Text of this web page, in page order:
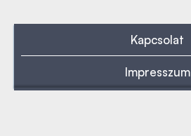
Kapcsolat
Impresszum